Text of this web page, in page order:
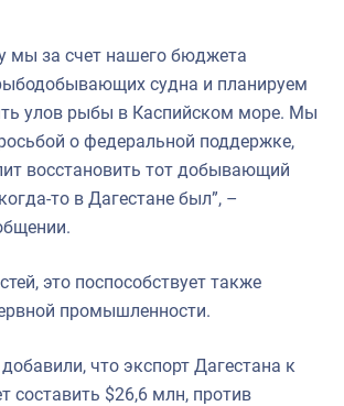
мы за счет нашего бюджета
судна и планируем
улов рыбы в Каспийском море. Мы
о федеральной поддержке,
восстановить тот добывающий
то в Дагестане был”, –
это поспособствует также
промышленности.
что экспорт Дагестана к
составить $26,6 млн, против